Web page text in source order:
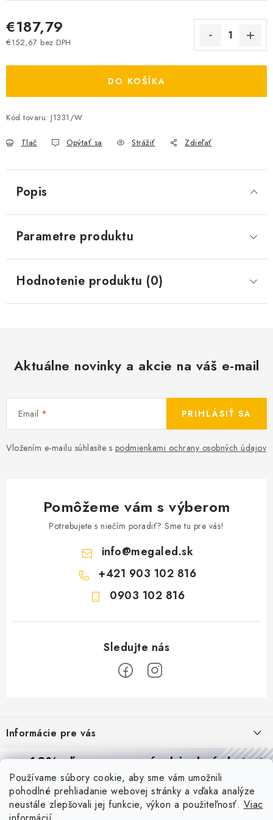
Používame súbory cookie, aby sme vám umožnili
pohodlné prehliadanie webovej stránky a vďaka analýze
neustále zlepšovali jej funkcie, výkon a použiteľnosť. Viac
€187,79
€152,67 bez DPH
DO KOŠÍKA
Kód tovaru: J1331/W
Tlač Opýtať sa Strážiť Zdieľať
Popis
Parametre produktu
Hodnotenie produktu (0)
Aktuálne novinky a akcie na váš e-mail
Email
Vložením e-mailu súhlasíte s podmienkami ochrany osobných údajov
PRIHLÁSIŤ SA
Pomôžeme vám s výberom
Potrebujete s niečím poradiť? Sme tu pre vás!
info@megaled.sk
+421 903 102 816
0903 102 816
p
ä
Informácie pre vás
Reklamácie a formulár na odstúpenie od zmluvy
Obchodné podmienky
Podmienky ochrany osobných údajov
Blog
10% zľavana prvú objednávku
Prihláste sa azískajtezľavu aj praktické tipy,vďaka ktorým
budete svietiť lepšie a platiť menej.